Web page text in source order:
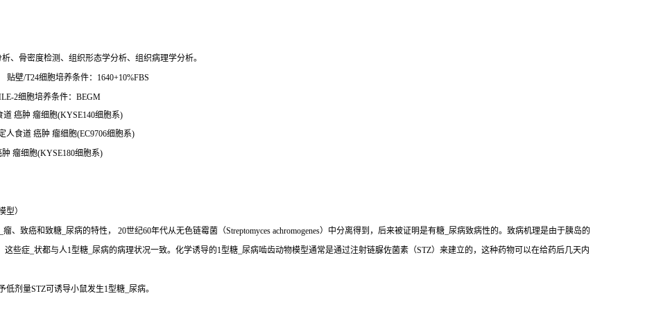
、骨密度检测、组织形态学分析、组织病理学分析。
壁/T24细胞培养条件：1640+10%FBS
2细胞培养条件：BEGM
癌肿 瘤细胞(KYSE140细胞系)
人食道 癌肿 瘤细胞(EC9706细胞系)
瘤细胞(KYSE180细胞系)
型）
、致癌和致糖_尿病的特性， 20世纪60年代从无色链霉菌（Streptomyces achromogenes）中分离得到，后来被证明是有糖_尿病致病性的。致病机理是由于胰岛的
些症_状都与人1型糖_尿病的病理状况一致。化学诱导的1型糖_尿病啮齿动物模型通常是通过注射链脲佐菌素（STZ）来建立的，这种药物可以在给药后几天内
剂量STZ可诱导小鼠发生1型糖_尿病。